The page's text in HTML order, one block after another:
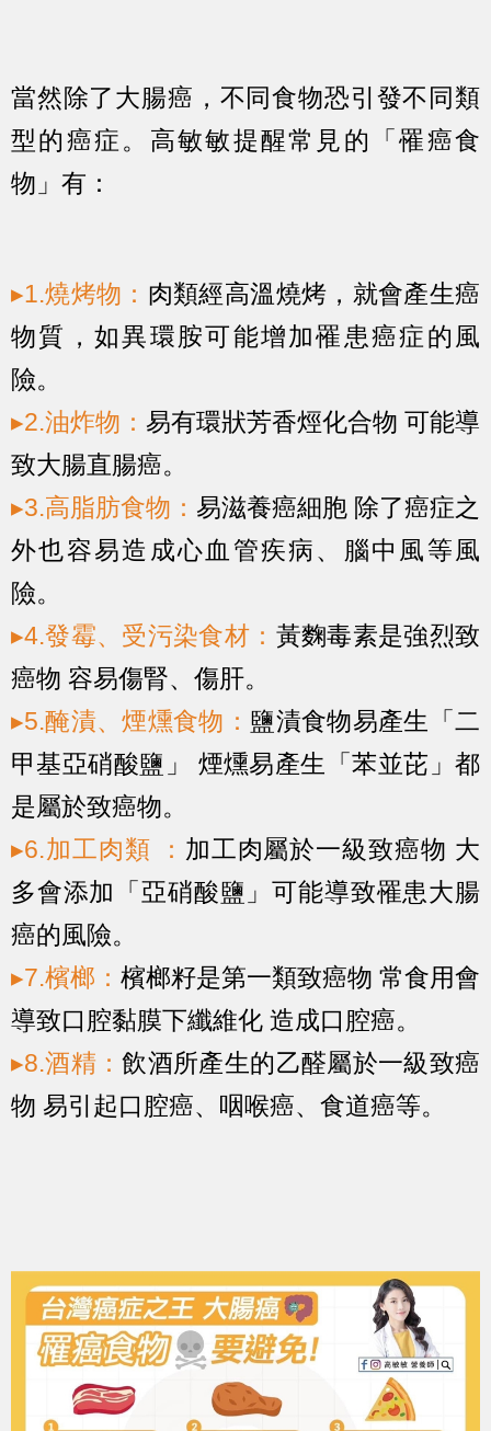
當然除了大腸癌，不同食物恐引發不同類
型的癌症。高敏敏提醒常見的「罹癌食
物」有：
▸1.燒烤物： 肉類經高溫燒烤，就會產生癌
物質，如異環胺可能增加罹患癌症的風
險。
▸2.油炸物： 易有環狀芳香烴化合物 可能導
致大腸直腸癌。
▸3.高脂肪食物： 易滋養癌細胞 除了癌症之
外也容易造成心血管疾病、腦中風等風
險。
▸4.發霉、受污染食材： 黃麴毒素是強烈致
癌物 容易傷腎、傷肝。
▸5.醃漬、煙燻食物： 鹽漬食物易產生「二
甲基亞硝酸鹽」 煙燻易產生「苯並芘」都
是屬於致癌物。
▸6.加工肉類 ： 加工肉屬於一級致癌物 大
多會添加「亞硝酸鹽」可能導致罹患大腸
癌的風險。
▸7.檳榔： 檳榔籽是第一類致癌物 常食用會
導致口腔黏膜下纖維化 造成口腔癌。
▸8.酒精：飲酒所產生的乙醛屬於一級致癌
物 易引起口腔癌、咽喉癌、食道癌等。